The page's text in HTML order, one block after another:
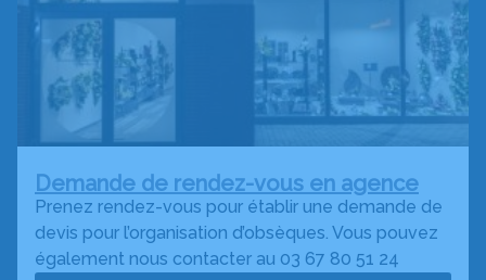
Demande de rendez-vous en agence
Prenez rendez-vous pour établir une demande de
devis pour l’organisation d’obsèques. Vous pouvez
également nous contacter au 03 67 80 51 24